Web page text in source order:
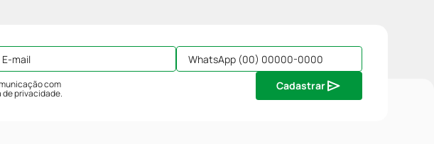
com
privacidade.
Cadastrar